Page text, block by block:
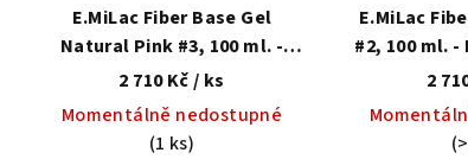
E.MiLac Fiber Base Gel
Natural Pink #3, 100 ml. -
Modelační báze se
zpevňujícím syntetickým
vláknem
2 710 Kč/ ks
Momentálně nedostupné
(1 ks)
E.MiLac
#2, 100 ml.
se
2